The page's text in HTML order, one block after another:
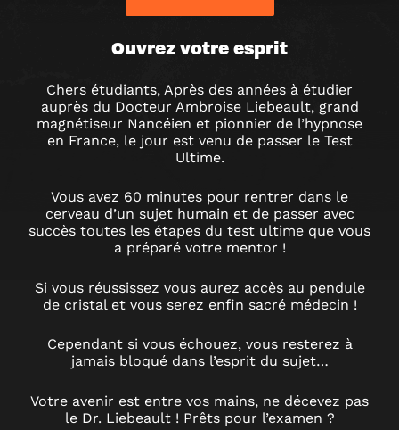
TEST
ULTIME
ESCAPE
GAME
À
NANCY
Ouvrez votre esprit
Chers étudiants, Après des années à étudier
auprès du Docteur Ambroise Liebeault, grand
magnétiseur Nancéien et pionnier de l’hypnose
en France, le jour est venu de passer le Test
Ultime.
Vous avez 60 minutes pour rentrer dans le
cerveau d’un sujet humain et de passer avec
succès toutes les étapes du test ultime que vous
a préparé votre mentor !
Si vous réussissez vous aurez accès au pendule
de cristal et vous serez enfin sacré médecin !
Cependant si vous échouez, vous resterez à
jamais bloqué dans l’esprit du sujet…
Votre avenir est entre vos mains, ne décevez pas
le Dr. Liebeault ! Prêts pour l’examen ?